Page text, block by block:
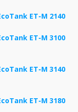
ET-M 2140
ET-M 3100
ET-M 3140
ET-M 3180